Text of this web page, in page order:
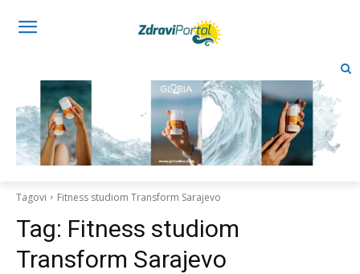
Tagovi Fitness studiom Transform Sarajevo
Tag: Fitness studiom
Transform Sarajevo